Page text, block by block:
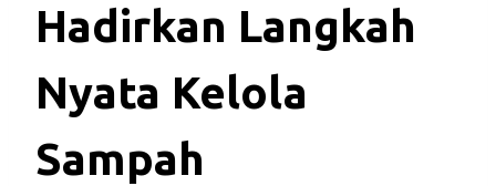
Hadirkan Langkah
Nyata Kelola
Sampah